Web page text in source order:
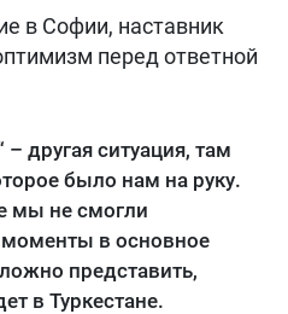
в Софии, наставник
перед ответной
другая ситуация, там
было нам на руку.
мы не смогли
моменты в основное
представить,
в Туркестане.